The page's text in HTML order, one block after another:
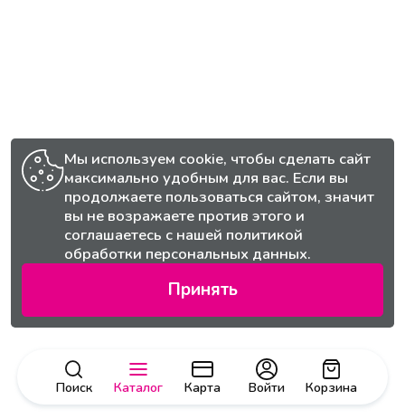
Поиск Каталог Карта Корзина
Войти
Мы используем cookie, чтобы сделать сайт
максимально удобным для вас. Если вы
продолжаете пользоваться сайтом, значит
вы не возражаете против этого и
соглашаетесь с нашей политикой
обработки персональных данных.
Принять